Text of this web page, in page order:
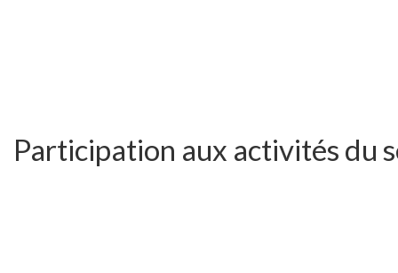
Participation aux activités du